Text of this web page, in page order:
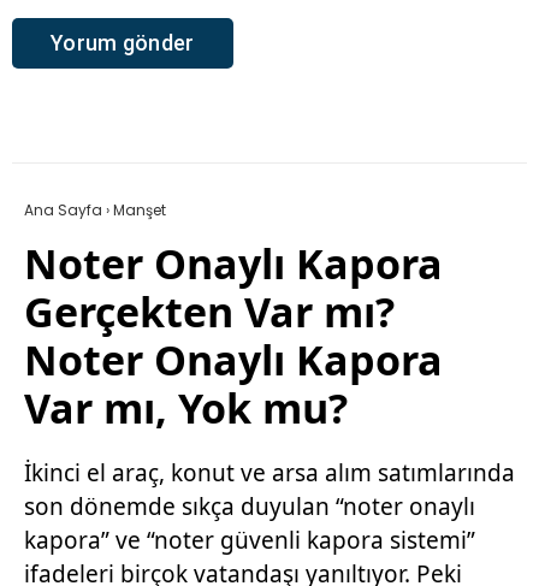
Ana Sayfa ›Manşet
Noter Onaylı Kapora
Gerçekten Var mı?
Noter Onaylı Kapora
Var mı, Yok mu?
İkinci el araç, konut ve arsa alım satımlarında
son dönemde sıkça duyulan “noter onaylı
kapora” ve “noter güvenli kapora sistemi”
ifadeleri birçok vatandaşı yanıltıyor. Peki